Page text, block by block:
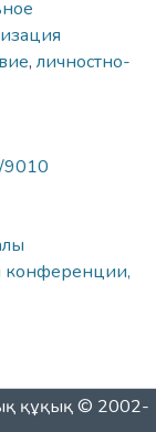
, личностно-
9010
конференции,
құқық © 2002-